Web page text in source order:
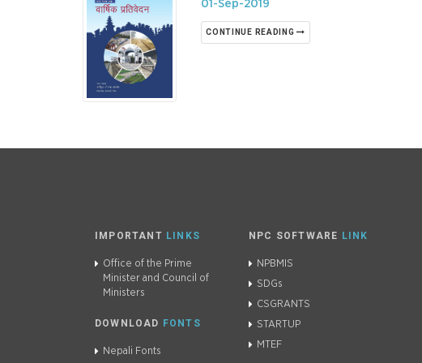
01-Sep-2019
CONTINUE READING
IMPORTANT LINKS
Office of the Prime
Minister and Council of
Ministers
DOWNLOAD FONTS
Nepali Fonts
NPC SOFTWARE LINK
NPBMIS
SDGs
CSGRANTS
STARTUP
MTEF